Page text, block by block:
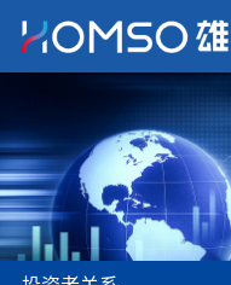
关于雄塑
产品中心